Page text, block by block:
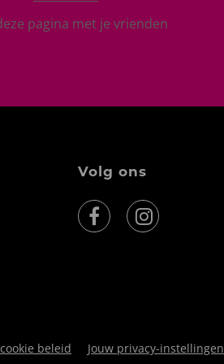
pagina met je vrienden
Volg ons
cookie beleid Jouw privacy-instellingen